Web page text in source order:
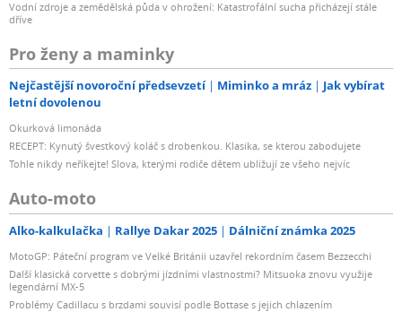
Vodní zdroje a zemědělská půda v ohrožení: Katastrofální sucha přicházejí stále
dříve
Pro ženy a maminky
Nejčastější novoroční předsevzetí Miminko a mráz
Jak vybírat
letní dovolenou
Okurková limonáda
RECEPT: Kynutý švestkový koláč s drobenkou. Klasika, se kterou zabodujete
Tohle nikdy neříkejte! Slova, kterými rodiče dětem ubližují ze všeho nejvíc
Auto-moto
Alko-kalkulačka Rallye Dakar 2025 Dálniční známka 2025
MotoGP: Páteční program ve Velké Británii uzavřel rekordním časem Bezzecchi
Další klasická corvette s dobrými jízdními vlastnostmi? Mitsuoka znovu využije
legendární MX-5
Problémy Cadillacu s brzdami souvisí podle Bottase s jejich chlazením